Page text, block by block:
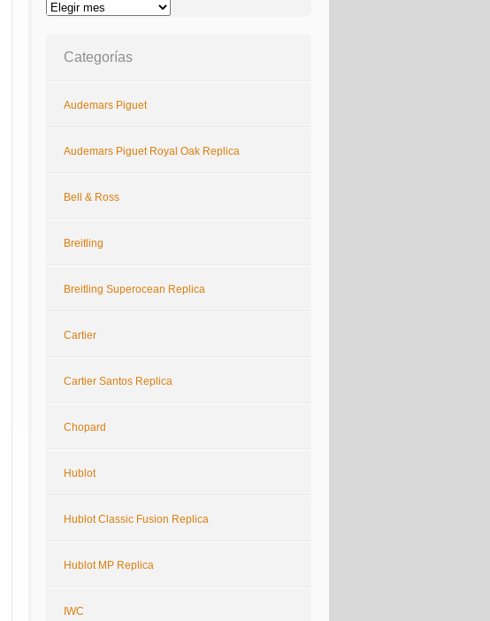
Archivos
Categorías
Audemars Piguet
Audemars Piguet Royal Oak Replica
Bell & Ross
Breitling
Breitling Superocean Replica
Cartier
Cartier Santos Replica
Chopard
Hublot
Hublot Classic Fusion Replica
Hublot MP Replica
IWC